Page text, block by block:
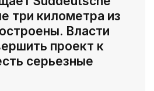
три километра из
Власти
проект к
серьезные